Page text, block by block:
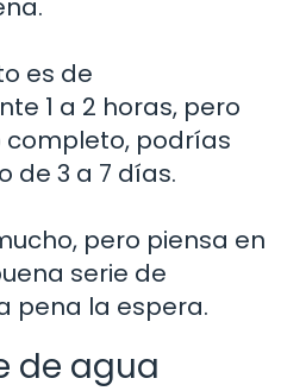
es de
1 a 2 horas, pero
podrías
de 3 a 7 días.
pero piensa en
serie de
pena la espera.
de agua